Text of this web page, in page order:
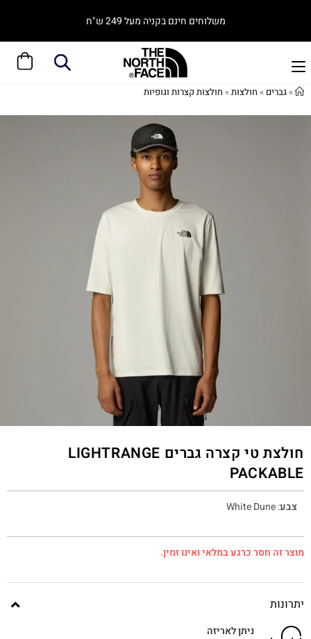
משלוחים חינם בקניה מעל 249 ש"ח
»גברים » חולצות» חולצות קצרות וגופיות
חולצת טי קצרה גברים LIGHTRANGE
PACKABLE
צבע:
White Dune
מוצר זה חסר כרגע במלאי ואינו זמין.
יתרונות
ניתן לאריזה